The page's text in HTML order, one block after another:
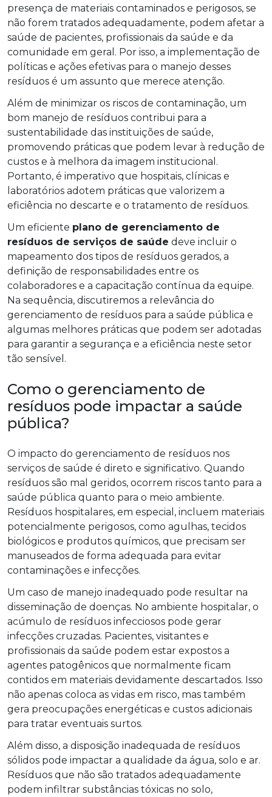
presença de materiais contaminados e perigosos, se
não forem tratados adequadamente, podem afetar a
saúde de pacientes, profissionais da saúde e da
comunidade em geral. Por isso, a implementação de
políticas e ações efetivas para o manejo desses
resíduos é um assunto que merece atenção.
Além de minimizar os riscos de contaminação, um
bom manejo de resíduos contribui para a
sustentabilidade das instituições de saúde,
promovendo práticas que podem levar à redução de
custos e à melhora da imagem institucional.
Portanto, é imperativo que hospitais, clínicas e
laboratórios adotem práticas que valorizem a
eficiência no descarte e o tratamento de resíduos.
Um eficiente plano de gerenciamento de
resíduos de serviços de saúde deve incluir o
mapeamento dos tipos de resíduos gerados, a
definição de responsabilidades entre os
colaboradores e a capacitação contínua da equipe.
Na sequência, discutiremos a relevância do
gerenciamento de resíduos para a saúde pública e
algumas melhores práticas que podem ser adotadas
para garantir a segurança e a eficiência neste setor
tão sensível.
Como o gerenciamento de
resíduos pode impactar a saúde
pública?
O impacto do gerenciamento de resíduos nos
serviços de saúde é direto e significativo. Quando
resíduos são mal geridos, ocorrem riscos tanto para a
saúde pública quanto para o meio ambiente.
Resíduos hospitalares, em especial, incluem materiais
potencialmente perigosos, como agulhas, tecidos
biológicos e produtos químicos, que precisam ser
manuseados de forma adequada para evitar
contaminações e infecções.
Um caso de manejo inadequado pode resultar na
disseminação de doenças. No ambiente hospitalar, o
acúmulo de resíduos infecciosos pode gerar
infecções cruzadas. Pacientes, visitantes e
profissionais da saúde podem estar expostos a
agentes patogênicos que normalmente ficam
contidos em materiais devidamente descartados. Isso
não apenas coloca as vidas em risco, mas também
gera preocupações energéticas e custos adicionais
para tratar eventuais surtos.
Além disso, a disposição inadequada de resíduos
sólidos pode impactar a qualidade da água, solo e ar.
Resíduos que não são tratados adequadamente
podem infiltrar substâncias tóxicas no solo,